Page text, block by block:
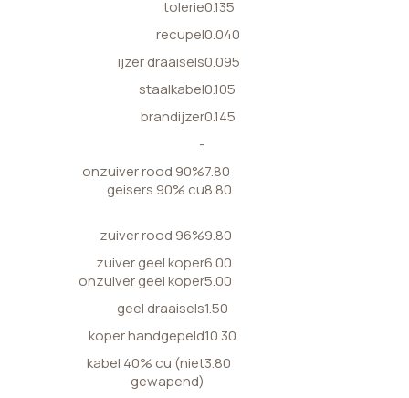
tolerie0.135
recupel0.040
ijzer draaisels0.095
staalkabel0.105
brandijzer0.145
-
onzuiver rood 90%
geisers 90% cu
7.80
8.80
zuiver rood 96%9.80
zuiver geel koper
onzuiver geel koper
6.00
5.00
geel draaisels1.50
koper handgepeld10.30
kabel 40% cu (niet
gewapend)
3.80